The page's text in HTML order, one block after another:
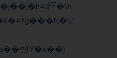
Y�x��}